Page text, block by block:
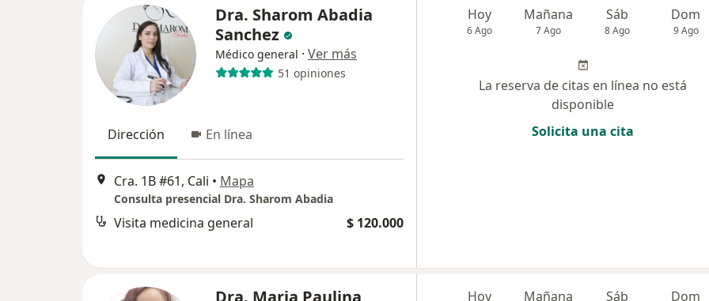
Dra. Sharom Abadia
Sanchez
Médico general · Ver más
51 opiniones
Dirección En línea
Cra. 1B #61, Cali • Mapa
Consulta presencial Dra. Sharom Abadia
Visita medicina general $ 120.000
Hoy
6 Ago
Mañana
7 Ago
Sáb
8 Ago
Dom
9 Ago
La reserva de citas en línea no está
disponible
Solicita una cita
Dra. Maria Paulina Hoy Mañana Sáb Dom